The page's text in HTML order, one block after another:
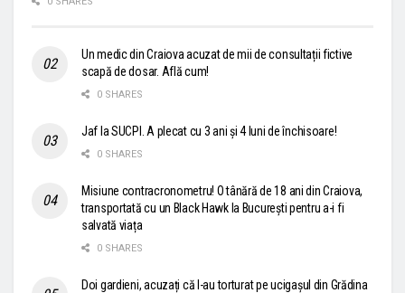
Un medic din Craiova acuzat de mii de consultații fictive
scapă de dosar. Află cum!
0 SHARES
Jaf la SUCPI. A plecat cu 3 ani și 4 luni de închisoare!
0 SHARES
Misiune contracronometru! O tânără de 18 ani din Craiova,
transportată cu un Black Hawk la București pentru a-i fi
salvată viața
0 SHARES
Doi gardieni, acuzați că l-au torturat pe ucigașul din Grădina